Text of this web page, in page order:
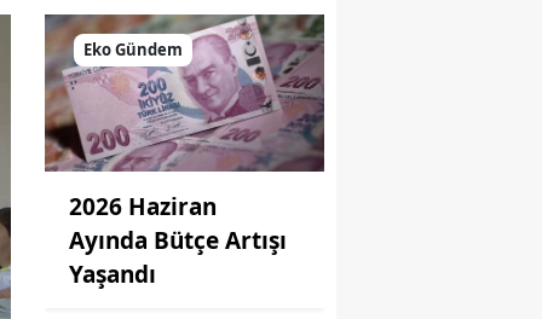
Eko Gündem
2026 Haziran
Ayında Bütçe Artışı
Yaşandı